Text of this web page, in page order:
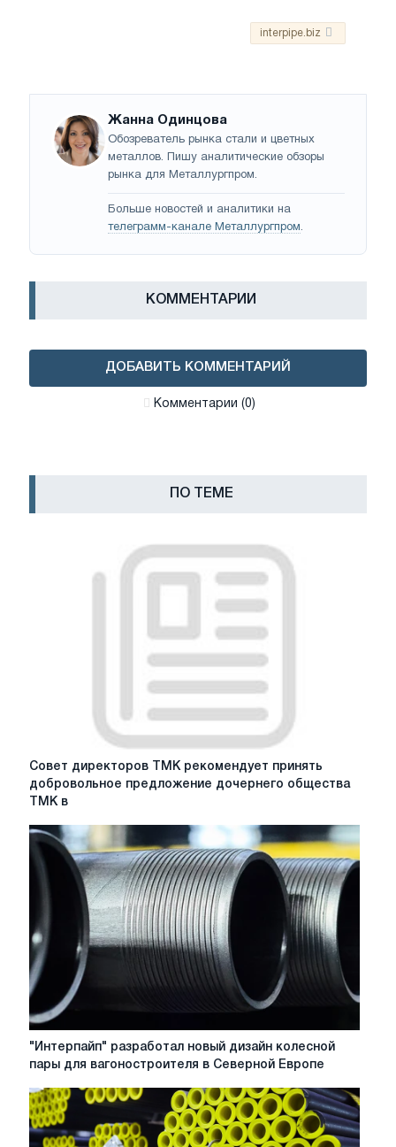
interpipe.biz
Жанна Одинцова
Обозреватель рынка стали и цветных
металлов. Пишу аналитические обзоры
рынка для Металлургпром.
Больше новостей и аналитики на
телеграмм-канале Металлургпром.
КОММЕНТАРИИ
ДОБАВИТЬ КОММЕНТАРИЙ
Комментарии (0)
ПО ТЕМЕ
Совет
директоров
ТМК
принять
добровольное
предложение
дочернего
общества
ТМК
в
отношении
обыкновенных
акций
ТМК,
мая
2020
г.
Совет директоров ТМК рекомендует принять
добровольное предложение дочернего общества
ТМК в
"Интерпайп"
разработал
дизайн
колесной
пары
"Интерпайп" разработал новый дизайн колесной
пары для вагоностроителя в Северной Европе